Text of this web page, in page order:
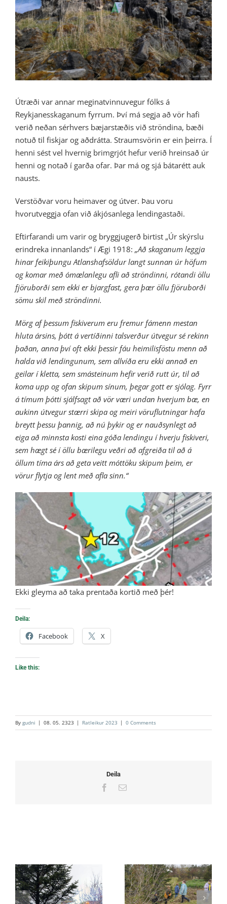
Útræði var annar meginatvinnuvegur fólks á
Reykjanesskaganum fyrrum. Því má segja að vör hafi
verið neðan sérhvers bæjarstæðis við ströndina, bæði
notuð til fiskjar og aðdrátta. Straumsvörin er ein þeirra. Í
henni sést vel hvernig brimgrjót hefur verið hreinsað úr
henni og notað í garða ofar. Þar má og sjá bátarétt auk
nausts.
Verstöðvar voru heimaver og útver. Þau voru
hvorutveggja ofan við ákjósanlega lendingastaði.
Eftirfarandi um varir og bryggjugerð birtist „Úr skýrslu
erindreka innanlands“ í Ægi 1918: „Að skaganum leggja
hinar feikiþungu Atlanshafsöldur langt sunnan úr höfum
og komar með ómælanlegu afli að ströndinni, rótandi öllu
fjöruborði sem ekki er bjargfast, gera þær öllu fjöruborði
sömu skil með ströndinni.
Mörg af þessum fiskiverum eru fremur fámenn mestan
hluta ársins, þótt á vertíðinni talsverður útvegur sé rekinn
þaðan, anna því oft ekki þessir fáu heimilisföstu menn að
halda við lendingunum, sem allvíða eru ekki annað en
geilar í kletta, sem smásteinum hefir verið rutt úr, til að
koma upp og ofan skipum sínum, þegar gott er sjólag. Fyrr
á tímum þótti sjálfsagt að vör væri undan hverjum bæ, en
aukinn útvegur stærri skipa og meiri vöruflutningar hafa
breytt þessu þannig, að nú þykir og er nauðsynlegt að
eiga að minnsta kosti eina góða lendingu í hverju fiskiveri,
sem hægt sé í öllu bærilegu veðri að afgreiða til að á
öllum tíma árs að geta veitt móttöku skipum þeim, er
vörur flytja og lent með afla sinn.“
Ekki gleyma að taka prentaða kortið með þér!
Deila:
Facebook X
Like this:
By gudni | 08. 05. 2323 | Ratleikur 2023 | 0 Comments
Deila
Facebook
Email
1 – Greni 2 – Gata